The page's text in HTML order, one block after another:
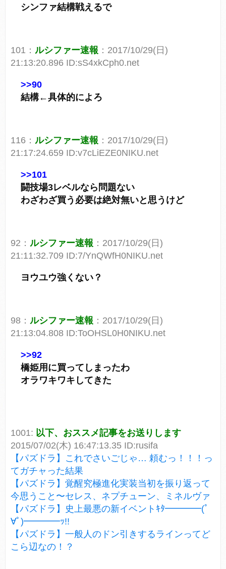
シンファ結構戦えるで
101： ルシファー速報 ：2017/10/29(日)
21:13:20.896 ID:sS4xkCph0.net
>>90
結構←具体的によろ
116： ルシファー速報 ：2017/10/29(日)
21:17:24.659 ID:v7cLiEZE0NIKU.net
>>101
闘技場3レベルなら問題ない
わざわざ買う必要は絶対無いと思うけど
92： ルシファー速報 ：2017/10/29(日)
21:11:32.709 ID:7/YnQWfH0NIKU.net
ヨウユウ強くない？
98： ルシファー速報 ：2017/10/29(日)
21:13:04.808 ID:ToOHSL0H0NIKU.net
>>92
橋姫用に買ってしまったわ
オラワキワキしてきた
1001: 以下、おススメ記事をお送りします
2015/07/02(木) 16:47:13.35 ID:rusifa
【パズドラ】これでさいごじゃ… 頼むっ！！！っ
てガチャった結果
【パズドラ】覚醒究極進化実装当初を振り返って
今思うこと〜セレス、ネプチューン、ミネルヴァ
【パズドラ】史上最悪の新イベントｷﾀ━━━━(ﾟ
∀ﾟ)━━━━ｯ!!
【パズドラ】一般人のドン引きするラインってど
こら辺なの！？